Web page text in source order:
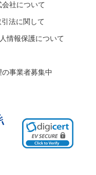
社について
法に関して
情報保護について
事業者募集中